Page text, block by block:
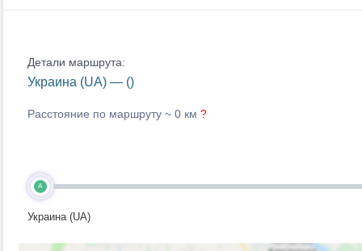
Детали маршрута:
Украина (UA) — ()
Расстояние по маршруту ~ 0 км ?
A
Украина (UA)